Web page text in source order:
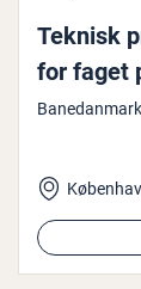
Teknisk
for faget
Banedanmark